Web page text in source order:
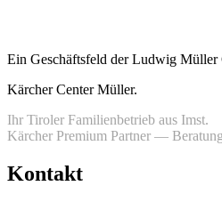
Ein Geschäftsfeld der Ludwig Müller
Kärcher Center Müller.
Ihr Tiroler Familienbetrieb aus Imst.
Kärcher Premium Partner —
Kontakt